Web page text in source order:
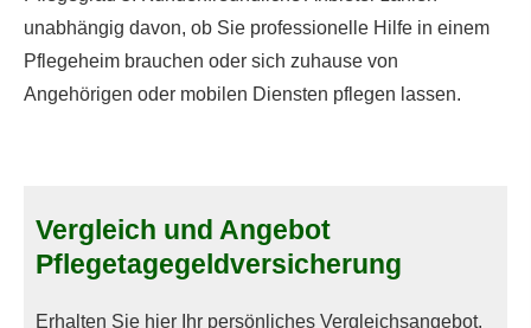
unabhängig davon, ob Sie professionelle Hilfe in einem
Pflegeheim brauchen oder sich zuhause von
Angehörigen oder mobilen Diensten pflegen lassen.
Vergleich und Angebot
Pflegetagegeldversicherung
Erhalten Sie hier Ihr persönliches Vergleichsangebot.